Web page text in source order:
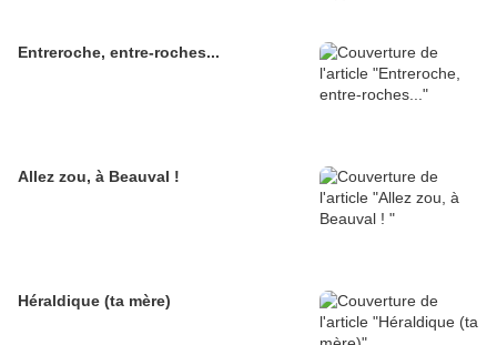
Entreroche, entre-roches...
Allez zou, à Beauval !
Héraldique (ta mère)